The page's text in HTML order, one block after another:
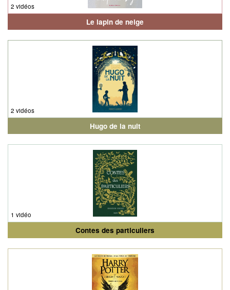
2 vidéos
Le lapin de neige
2 vidéos
Hugo de la nuit
1 vidéo
Contes des particuliers